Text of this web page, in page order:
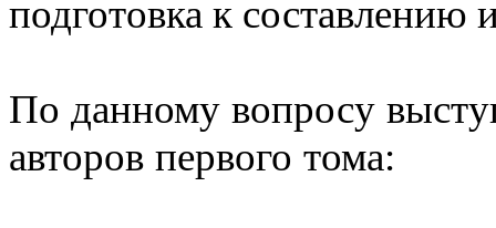
подготовка к составлению
По данному вопросу
авторов первого тома: